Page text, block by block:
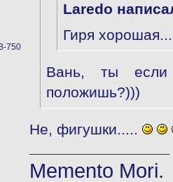
750
Laredo
Гиря
Вань, ты если
положишь?)))
Не, фигушки.....
Memento Mori.